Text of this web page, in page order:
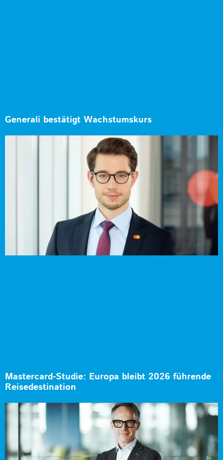
Generali bestätigt Wachstumskurs
Mastercard-Studie: Europa bleibt 2026 führende
Reisedestination